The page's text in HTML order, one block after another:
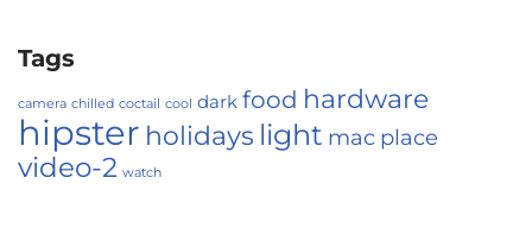
Tags
camera chilled coctail cool dark food hardware
hipster holidays light mac place
video-2 watch